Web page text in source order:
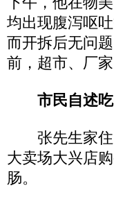
均出现腹泻呕
而开拆后无问
前，超市、厂
市民自述
张先生家住
大卖场大兴店
肠。